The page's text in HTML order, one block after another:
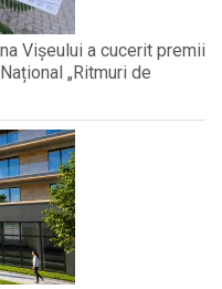
Vișeului a cucerit premii
„Ritmuri de